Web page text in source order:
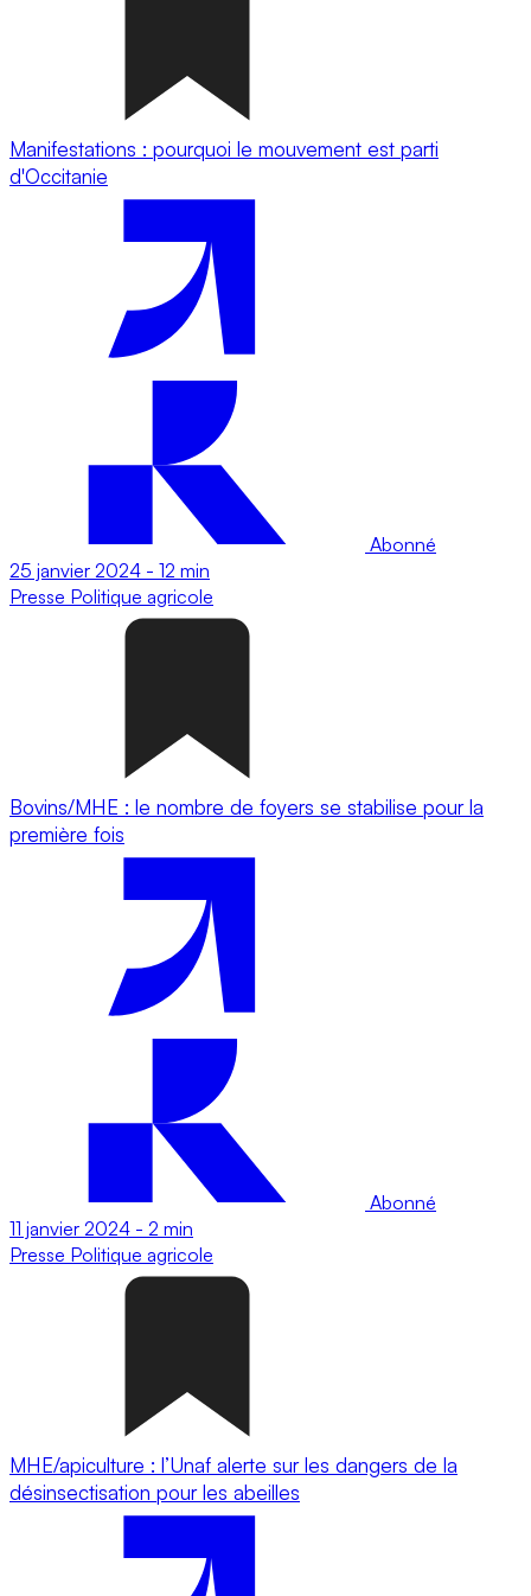
Manifestations : pourquoi le mouvement est parti
d'Occitanie
Abonné
25 janvier 2024 - 12 min
Presse Politique agricole
Bovins/MHE : le nombre de foyers se stabilise pour la
première fois
Abonné
11 janvier 2024 - 2 min
Presse Politique agricole
MHE/apiculture : l’Unaf alerte sur les dangers de la
désinsectisation pour les abeilles